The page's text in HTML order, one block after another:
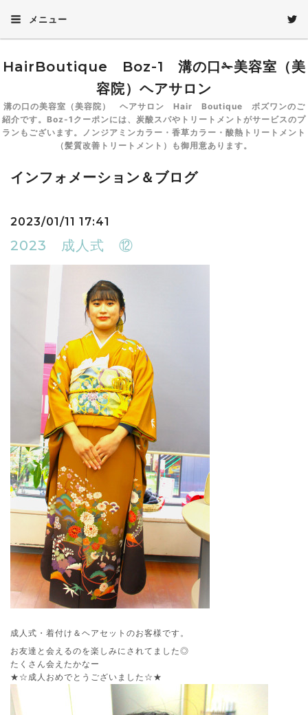
メニュー
HairBoutique Boz-1 溝の口✁美容室（美
容院）ヘアサロン
溝の口の美容室（美容院） ヘアサロン Hair Boutique ボズワンのご
紹介です。Boz-1クーポンには、炭酸スパやトリートメントがサービスのプ
ランもございます。ノンジアミンカラー・香草カラー・酸熱トリートメント
（髪質改善トリートメント）も御用意あります。
インフォメーション＆ブログ
2023/01/11 17:41
2023 成人式 ⑫
成人式・着付け＆ヘアセットのお客様です。
お友達と会えるのを楽しみにされてました◎
たくさん会えたかなー
★☆成人おめでとうございました☆★